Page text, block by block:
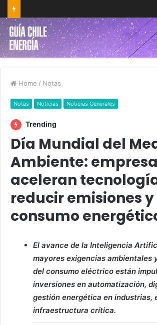
Home / Notas
Notas Noticias Noticias Generales
Trending
Día Mundial del
Ambiente:
aceleran
reducir emisiones y
consumo
El avance de la Inteligencia
mayores exigencias ambientales
del consumo eléctrico están
inversiones en automatización,
gestión energética en industrias,
infraestructura crítica.